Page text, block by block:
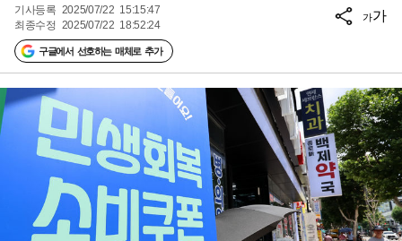
기사등록 2025/07/22 15:15:47
최종수정 2025/07/22 18:52:24
구글에서 선호하는 매체로 추가
가가